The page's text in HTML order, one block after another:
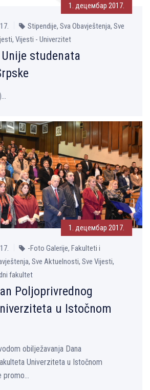
1. децембар 2017.
Stipendije, Sva Obavještenja, Sve
Vijesti - Univerzitet
studenata
1. децембар 2017.
-Foto Galerije, Fakulteti i
Sve Aktuelnosti, Sve Vijesti,
fakultet
Polјoprivrednog
u Istočnom
obilјežavanja Dana
Univerziteta u Istočnom
promo...